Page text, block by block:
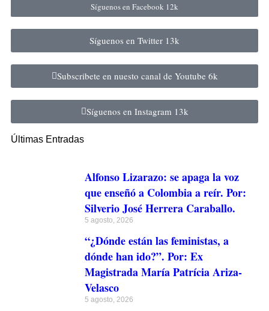
Síguenos en Facebook 12k
Síguenos en Twitter 13k
Subscribete en nuesto canal de Youtube 6k
Síguenos en Instagram 13k
Últimas Entradas
Alfonso Lizarazo: se apaga la voz
que enseñó a Colombia a reír. Por:
Silverio José Herrera Caraballo.
5 agosto, 2026
“¿Dónde están las feministas, a
dónde han ido?”. Por: Ex
Magistrada María Patrícia Ariza-
Velasco
5 agosto, 2026